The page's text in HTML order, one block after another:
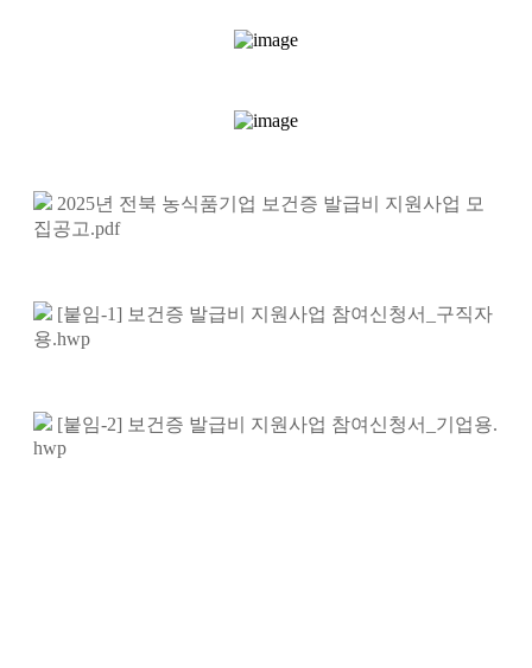
2025년 전북 농식품기업 보건증 발급비 지원사업 모
집공고.pdf
[붙임-1] 보건증 발급비 지원사업 참여신청서_구직자
용.hwp
[붙임-2] 보건증 발급비 지원사업 참여신청서_기업용.
hwp